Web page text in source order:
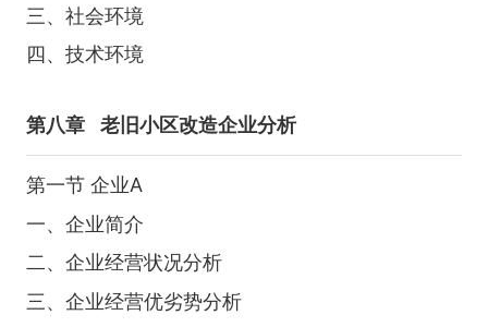
三、社会环境
四、技术环境
第八章 老旧小区改造企业分析
第一节 企业A
一、企业简介
二、企业经营状况分析
三、企业经营优劣势分析